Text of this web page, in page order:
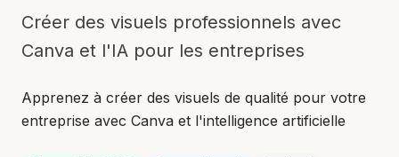
Créer des visuels professionnels avec
Canva et l'IA pour les entreprises
Apprenez à créer des visuels de qualité pour votre
entreprise avec Canva et l'intelligence artificielle